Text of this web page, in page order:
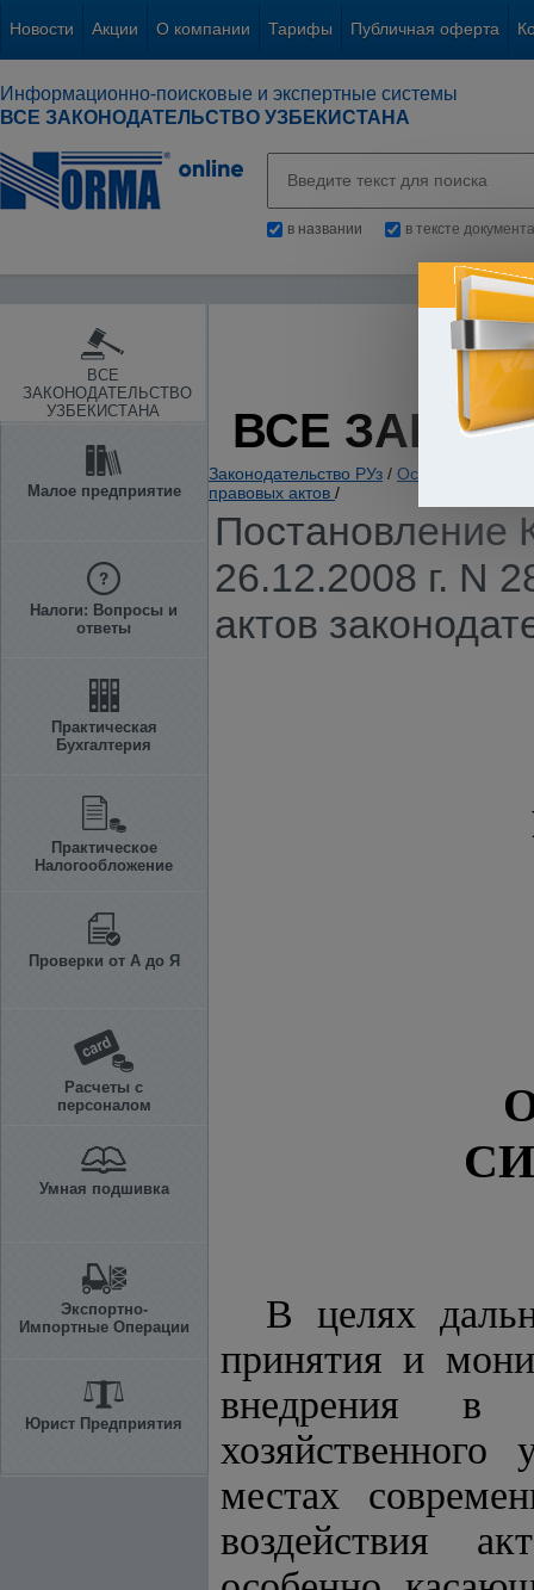
Новости Акции О компании Тарифы Публичная оферта
Информационно-поисковые и экспертные системы
ВСЕ ЗАКОНОДАТЕЛЬСТВО УЗБЕКИСТАНА
в названии в тексте документа
ВСЕ
ЗАКОНОДАТЕЛЬСТВО
УЗБЕКИСТАНА
Малое предприятие
Налоги: Вопросы и
ответы
Практическая
Бухгалтерия
Практическое
Налогообложение
Проверки от А до Я
Расчеты с
персоналом
Умная подшивка
Экспортно-
Импортные Операции
Юрист Предприятия
ВСЕ
Законодательство РУз / Основы
правовых актов /
Постановление
26.12.2008 г. N
актов
В целях
принятия и
внедрения в
хозяйственного
местах
воздействия